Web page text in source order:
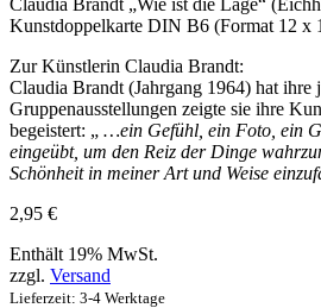
Kunstdoppelkarte DIN B6 (Format 12 x
Zur Künstlerin Claudia Brandt:
Claudia Brandt (Jahrgang 1964) hat
Gruppenausstellungen zeigte sie ihre
begeistert: „ …ein Gefühl, ein Foto, ein
eingeübt, um den Reiz der Dinge
Schönheit in meiner Art und Weise
2,95 €
Enthält 19% MwSt.
zzgl. Versand
Lieferzeit: 3-4 Werktage